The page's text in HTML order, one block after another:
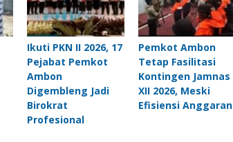
Ikuti PKN II 2026, 17
Pejabat Pemkot
Ambon
Digembleng Jadi
Birokrat
Profesional
Pemkot Ambon
Tetap Fasilitasi
Kontingen Jamnas
XII 2026, Meski
Efisiensi Anggaran